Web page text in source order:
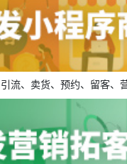
引流、卖货、预约、留客、